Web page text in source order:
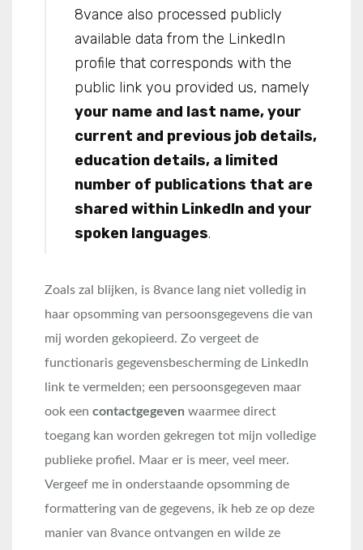
8vance also processed publicly
available data from the LinkedIn
profile that corresponds with the
public link you provided us, namely
your name and last name, your
current and previous job details,
education details, a limited
number of publications that are
shared within LinkedIn and your
spoken languages.
Zoals zal blijken, is 8vance lang niet volledig in
haar opsomming van persoonsgegevens die van
mij worden gekopieerd. Zo vergeet de
functionaris gegevensbescherming de LinkedIn
link te vermelden; een persoonsgegeven maar
ook een contactgegeven waarmee direct
toegang kan worden gekregen tot mijn volledige
publieke profiel. Maar er is meer, veel meer.
Vergeef me in onderstaande opsomming de
formattering van de gegevens, ik heb ze op deze
manier van 8vance ontvangen en wilde ze